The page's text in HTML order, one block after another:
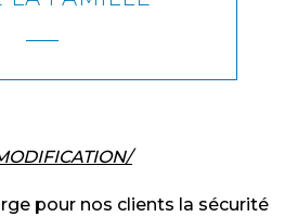
pour nos clients la sécurité